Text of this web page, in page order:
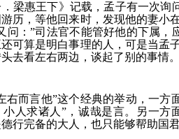
．梁惠王下》记载，孟子有一次
历，等他回来时，发现他的妻小
问：”司法官不能管好他的下属，
可算是明白事理的人，可是当孟
去看左右两边，谈起了别的事情
右而言他”这个经典的举动，一方
人求诸人”，诚哉是言。另一方
行完备的大人，也只能够帮助国